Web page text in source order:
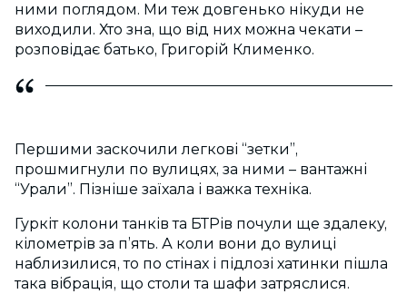
ними поглядом. Ми теж довгенько нікуди не
виходили. Хто зна, що від них можна чекати –
розповідає батько, Григорій Клименко.
Першими заскочили легкові “зетки”,
прошмигнули по вулицях, за ними – вантажні
“Урали”. Пізніше заїхала і важка техніка.
Гуркіт колони танків та БТРів почули ще здалеку,
кілометрів за п’ять. А коли вони до вулиці
наблизилися, то по стінах і підлозі хатинки пішла
така вібрація, що столи та шафи затряслися.